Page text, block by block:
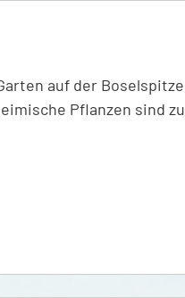
auf der
Pflanzen sind